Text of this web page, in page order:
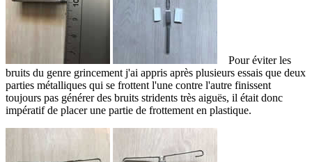
Pour éviter les
bruits du genre grincement j'ai appris après plusieurs essais que deux
parties métalliques qui se frottent l'une contre l'autre finissent
toujours pas générer des bruits stridents très aiguës, il était donc
impératif de placer une partie de frottement en plastique.